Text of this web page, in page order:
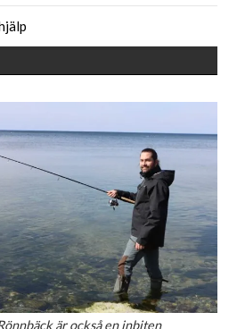
är också en inbiten